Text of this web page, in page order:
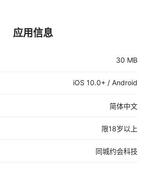
应用信息
30 MB
iOS 10.0+ / Android
简体中文
限18岁以上
同城约会科技